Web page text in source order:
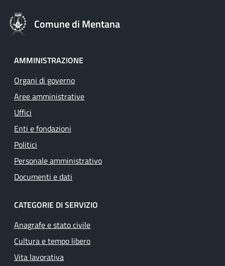
Comune di Mentana
AMMINISTRAZIONE
Organi di governo
Aree amministrative
Uffici
Enti e fondazioni
Politici
Personale amministrativo
Documenti e dati
CATEGORIE DI SERVIZIO
Anagrafe e stato civile
Cultura e tempo libero
Vita lavorativa